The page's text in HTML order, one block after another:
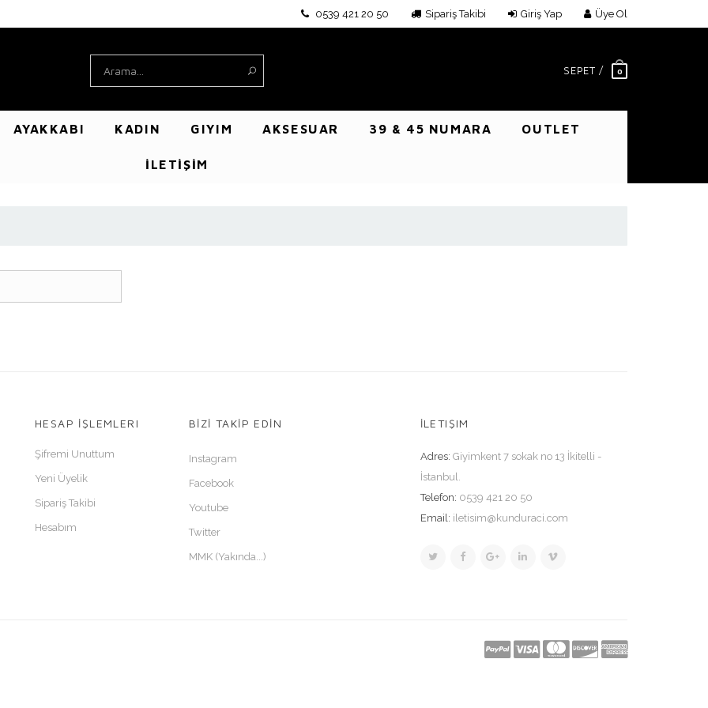
0539 421 20 50 Sipariş Takibi Giriş Yap Üye Ol
0
SEPET /
AYAKKABI KADIN GIYIM AKSESUAR 39 & 45 NUMARA OUTLET
İLETİŞİM
HESAP İŞLEMLERI
Şifremi Unuttum
Yeni Üyelik
Sipariş Takibi
Hesabım
BİZİ TAKİP EDİN
Instagram
Facebook
Youtube
Twitter
MMK (Yakında...)
İLETIŞIM
Adres: Giyimkent 7 sokak no 13 İkitelli -
İstanbul.
Telefon: 0539 421 20 50
Email: iletisim@kunduraci.com